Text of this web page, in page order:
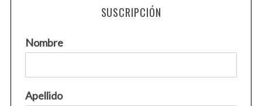
SUSCRIPCIÓN
Nombre
Apellido